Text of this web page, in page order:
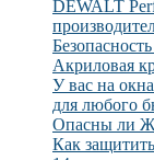
DEWALT
Акриловая
У вас на
для любого
Опасны ли
Как